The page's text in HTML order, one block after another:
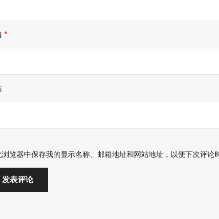
*
浏览器中保存我的显示名称、邮箱地址和网站地址，以便下次评论